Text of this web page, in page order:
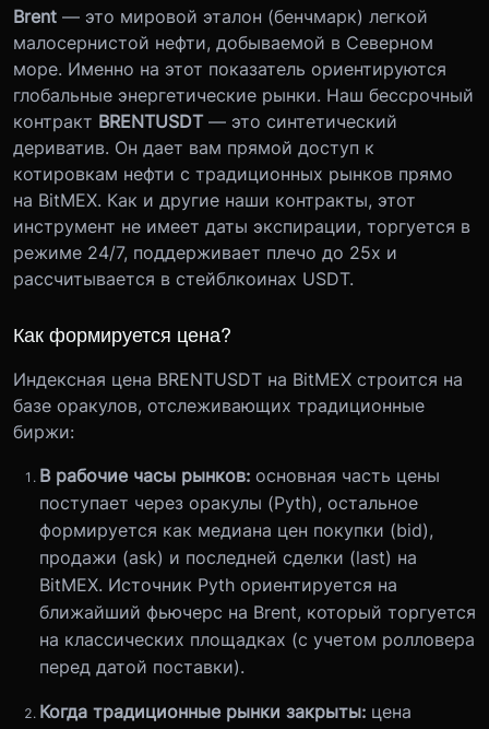
Brent — это мировой эталон (бенчмарк) легкой
малосернистой нефти, добываемой в Северном
море. Именно на этот показатель ориентируются
глобальные энергетические рынки. Наш бессрочный
контракт BRENTUSDT— это синтетический
дериватив. Он дает вам прямой доступ к
котировкам нефти с традиционных рынков прямо
на BitMEX. Как и другие наши контракты, этот
инструмент не имеет даты экспирации, торгуется в
режиме 24/7, поддерживает плечо до 25x и
рассчитывается в стейблкоинах USDT.
Как формируется цена?
Индексная цена BRENTUSDT на BitMEX строится на
базе оракулов, отслеживающих традиционные
биржи:
В рабочие часы рынков: основная часть цены
поступает через оракулы (Pyth), остальное
формируется как медиана цен покупки (bid),
продажи (ask) и последней сделки (last) на
BitMEX. Источник Pyth ориентируется на
ближайший фьючерс на Brent, который торгуется
на классических площадках (с учетом ролловера
перед датой поставки).
Когда традиционные рынки закрыты: цена